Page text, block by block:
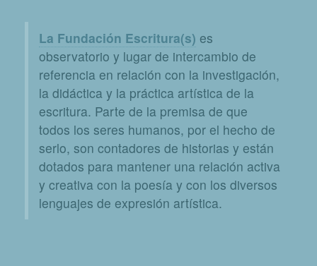
La Fundación Escritura(s) es
observatorio y lugar de intercambio de
referencia en relación con la investigación,
la didáctica y la práctica artística de la
escritura. Parte de la premisa de que
todos los seres humanos, por el hecho de
serlo, son contadores de historias y están
dotados para mantener una relación activa
y creativa con la poesía y con los diversos
lenguajes de expresión artística.